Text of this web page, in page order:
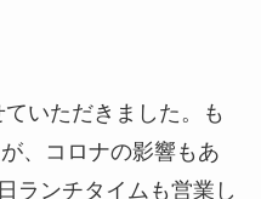
いただきました。も
、コロナの影響もあ
ランチタイムも営業し